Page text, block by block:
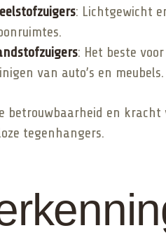
: Lichtgewicht
: Het beste
van auto’s en meubels.
betrouwbaarheid en
tegenhangers.